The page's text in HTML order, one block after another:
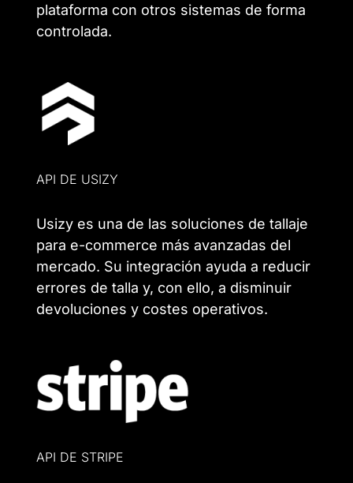
plataforma con otros sistemas de forma
controlada.
API DE USIZY
Usizy es una de las soluciones de tallaje
para e-commerce más avanzadas del
mercado. Su integración ayuda a reducir
errores de talla y, con ello, a disminuir
devoluciones y costes operativos.
API DE STRIPE